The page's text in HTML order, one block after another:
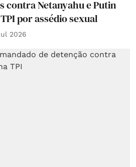
contra Netanyahu e Putin
por assédio sexual
2026